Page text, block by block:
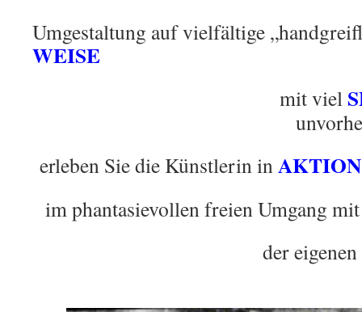
Umgestaltung auf vielfältige
WEISE
mit viel
erleben Sie die Künstlerin inAKTION
im phantasievollen freien Umgang
der eigenen